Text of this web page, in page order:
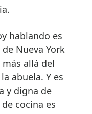
hablando es
Nueva York
allá del
abuela. Y es
y digna de
cocina es